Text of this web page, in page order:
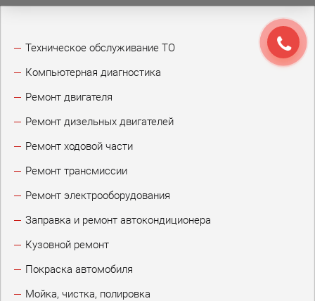
Техническое обслуживание ТО
Компьютерная диагностика
Ремонт двигателя
Ремонт дизельных двигателей
Ремонт ходовой части
Ремонт трансмиссии
Ремонт электрооборудования
Заправка и ремонт автокондиционера
Кузовной ремонт
Покраска автомобиля
Мойка, чистка, полировка